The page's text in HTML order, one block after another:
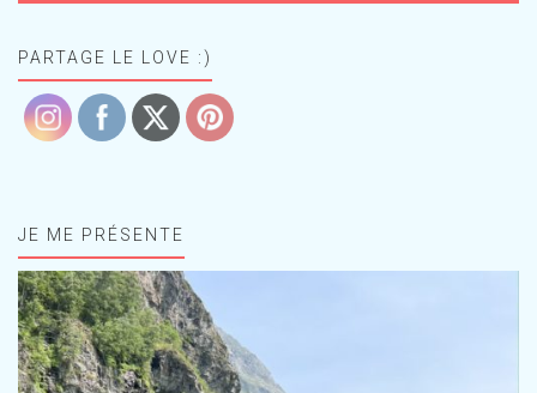
PARTAGE LE LOVE :)
JE ME PRÉSENTE